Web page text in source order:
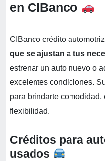
en CIBanco
CIBanco crédito
que se ajustan a tus
estrenar un auto nuevo o
excelentes condiciones.
para brindarte
flexibilidad.
Créditos para
usados